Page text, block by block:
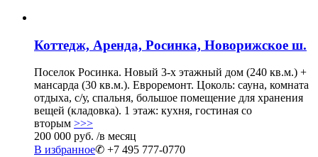
Коттедж, Аренда, Росинка, Новорижское ш.
Поселок Росинка. Новый 3-х этажный дом (240 кв.м.) +
мансарда (30 кв.м.). Евроремонт. Цоколь: сауна, комната
отдыха, с/у, спальня, большое помещение для хранения
вещей (кладовка). 1 этаж: кухня, гостиная со
вторым >>>
200 000 руб. /в месяц
В избранное✆ +7 495 777-0770